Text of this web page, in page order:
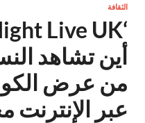
الثقافة
أين تشاهد
من عرض
عبر الإنترنت